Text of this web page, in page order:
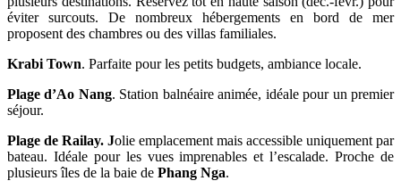
éviter surcouts. De nombreux hébergements en bord de mer
proposent des chambres ou des villas familiales.
Krabi Town. Parfaite pour les petits budgets, ambiance locale.
Plage d’Ao Nang. Station balnéaire animée, idéale pour un premier
séjour.
Plage de Railay. Jolie emplacement mais accessible uniquement par
bateau. Idéale pour les vues imprenables et l’escalade. Proche de
plusieurs îles de la baie de Phang Nga.